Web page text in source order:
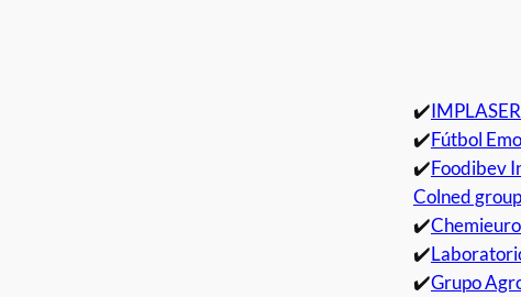
✔️IMPLASER
✔️Fútbol
✔️Foodibev
Colned
✔️Chemieuro
✔️
✔️Grupo